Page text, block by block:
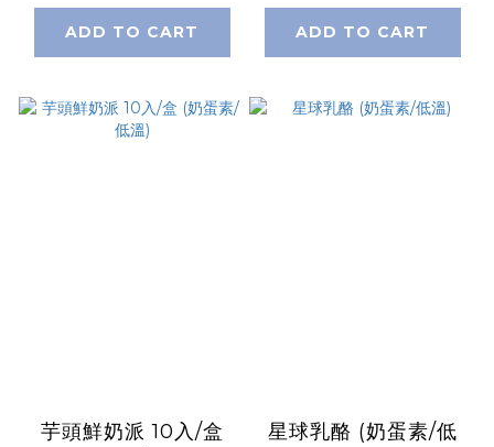
ADD TO CART ADD TO CART
芋頭鮮奶派 10入/盒
星球乳酪 (奶蛋素/低